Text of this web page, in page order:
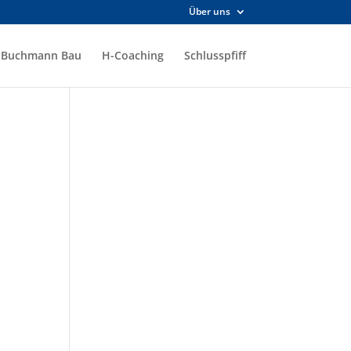
Über uns
Buchmann Bau H-Coaching Schlusspfiff